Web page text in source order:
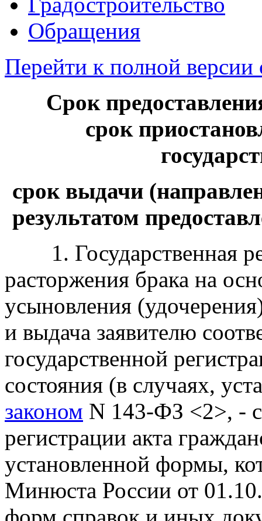
Обращения
Перейти к полной версии
Срок
срок
срок выдачи
результатом
1. Государственная
расторжения брака на
усыновления
и выдача заявителю
государственной
состояния (в случаях,
законом N 143-ФЗ <2>, -
регистрации акта
установленной формы,
Минюста России от